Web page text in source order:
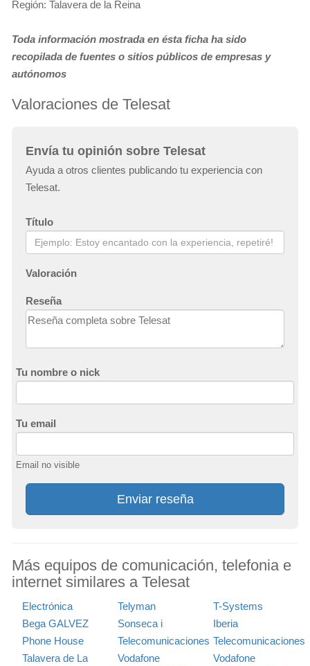
Región: Talavera de la Reina
Toda información mostrada en ésta ficha ha sido
recopilada de fuentes o sitios públicos de empresas y
autónomos
Valoraciones de Telesat
Envía tu opinión sobre Telesat
Ayuda a otros clientes publicando tu experiencia con
Telesat.
Título
Valoración
Reseña
Tu nombre o nick
Tu email
Email no visible
Enviar reseña
Más equipos de comunicación, telefonia e
internet similares a Telesat
Electrónica
Bega GALVEZ
Telyman
Sonseca i
T-Systems
Iberia
Phone House
Talavera de La
Telecomunicaciones
Vodafone
Telecomunicaciones
Vodafone